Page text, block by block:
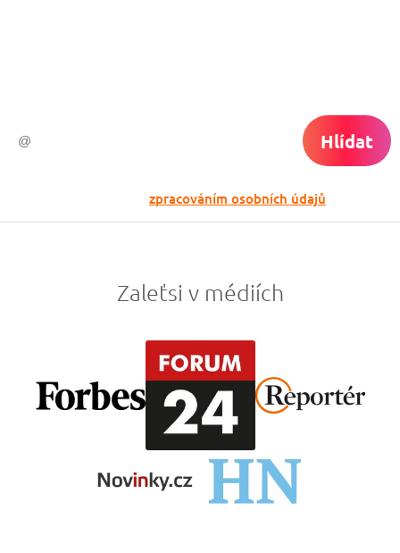
Hlídat
zpracováním osobních údajů
Zaleťsi v médiích